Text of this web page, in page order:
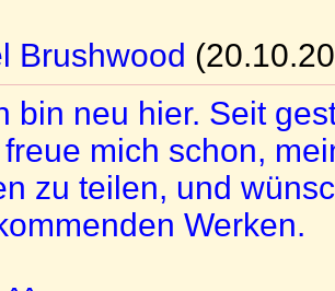
Brushwood
bin neu hier. Seit
mich schon,
zu teilen, und
Werken.